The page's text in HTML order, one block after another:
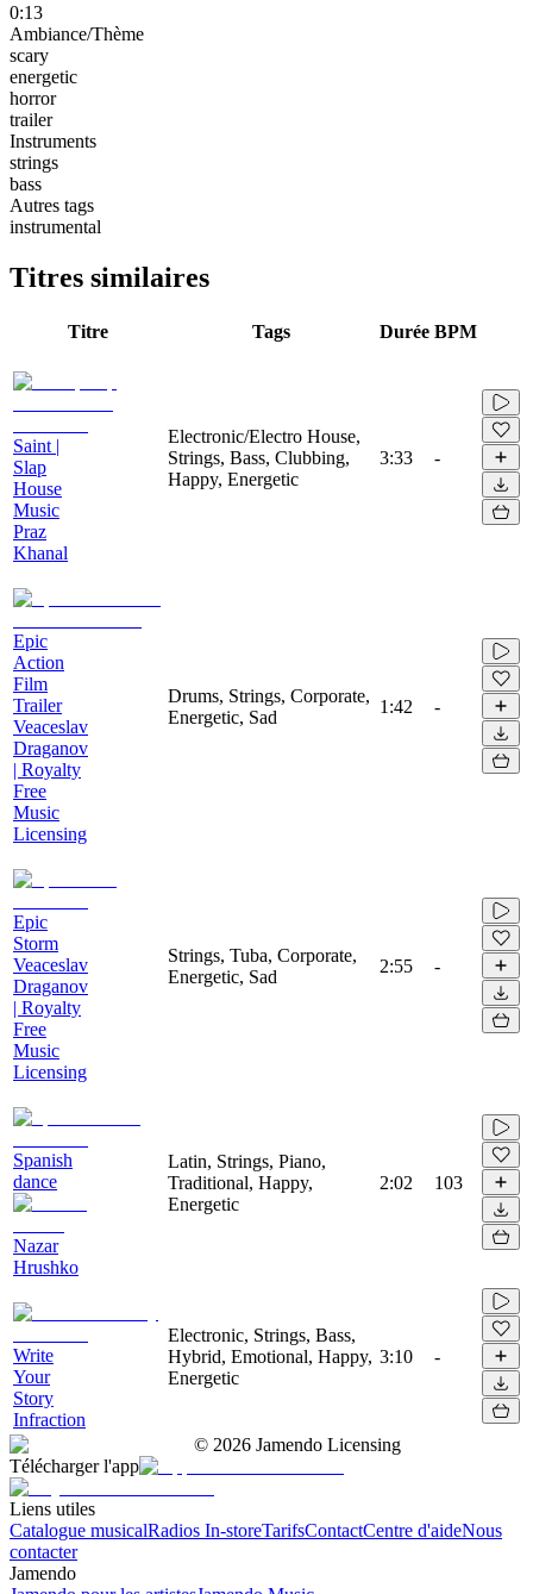
0:13
Ambiance/Thème
scary
energetic
horror
trailer
Instruments
strings
bass
Autres tags
instrumental
Titres similaires
Titre Tags Durée BPM
Saint |
Slap
House
Music
Praz
Khanal
Electronic/Electro House,
Strings, Bass, Clubbing,
Happy, Energetic
3:33 -
Epic
Action
Film
Trailer
Veaceslav
Draganov
| Royalty
Free
Music
Licensing
Drums, Strings, Corporate,
Energetic, Sad
1:42 -
Epic
Storm
Veaceslav
Draganov
| Royalty
Free
Music
Licensing
Strings, Tuba, Corporate,
Energetic, Sad
2:55 -
Spanish
dance
Nazar
Hrushko
Latin, Strings, Piano,
Traditional, Happy,
Energetic
2:02 103
Write
Your
Story
Infraction
Electronic, Strings, Bass,
Hybrid, Emotional, Happy,
Energetic
3:10 -
© 2026 Jamendo Licensing
Télécharger l'app
Liens utiles
Catalogue musicalRadios In-storeTarifsContactCentre d'aideNous
contacter
Jamendo